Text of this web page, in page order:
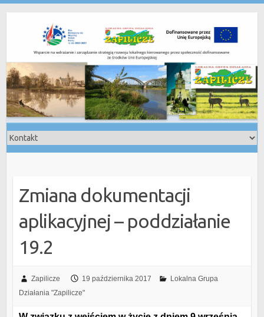
Zmiana dokumentacji
aplikacyjnej – poddziałanie
19.2
Zapilicze 19 października 2017
Lokalna Grupa
Działania "Zapilicze"